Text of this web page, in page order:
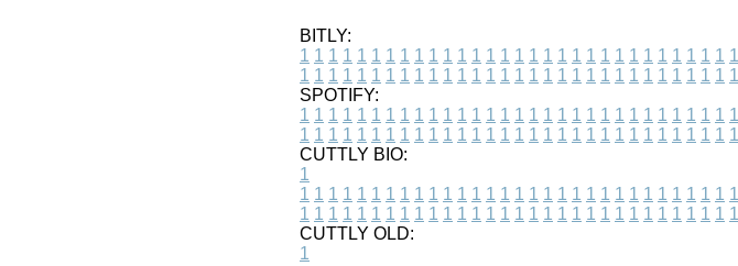
BITLY:
1 1 1 1 1 1 1 1 1 1 1 1 1 1 1 1 1 1 1 1 1 1 1 1 1 1 1 1 1 1 1
1 1 1 1 1 1 1 1 1 1 1 1 1 1 1 1 1 1 1 1 1 1 1 1 1 1 1 1 1 1 1
SPOTIFY:
1 1 1 1 1 1 1 1 1 1 1 1 1 1 1 1 1 1 1 1 1 1 1 1 1 1 1 1 1 1 1
1 1 1 1 1 1 1 1 1 1 1 1 1 1 1 1 1 1 1 1 1 1 1 1 1 1 1 1 1 1 1
CUTTLY BIO:
1
1 1 1 1 1 1 1 1 1 1 1 1 1 1 1 1 1 1 1 1 1 1 1 1 1 1 1 1 1 1 1
1 1 1 1 1 1 1 1 1 1 1 1 1 1 1 1 1 1 1 1 1 1 1 1 1 1 1 1 1 1 1
CUTTLY OLD:
1